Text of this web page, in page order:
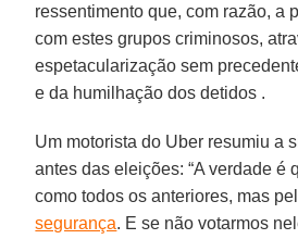
ressentimento que, com razão, a
com estes grupos criminosos,
espetacularização sem
e da humilhação dos detidos .
Um motorista do Uber resumiu a
antes das eleições: “A verdade é
como todos os anteriores, mas
segurança. E se não votarmos